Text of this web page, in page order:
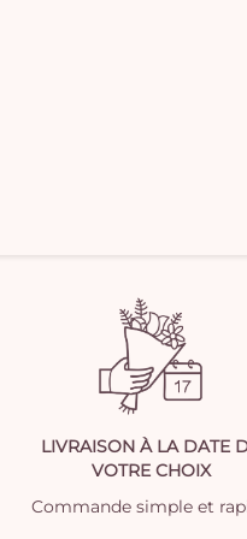
LIVRAISON À LA DATE
VOTRE CHOIX
Commande simple et